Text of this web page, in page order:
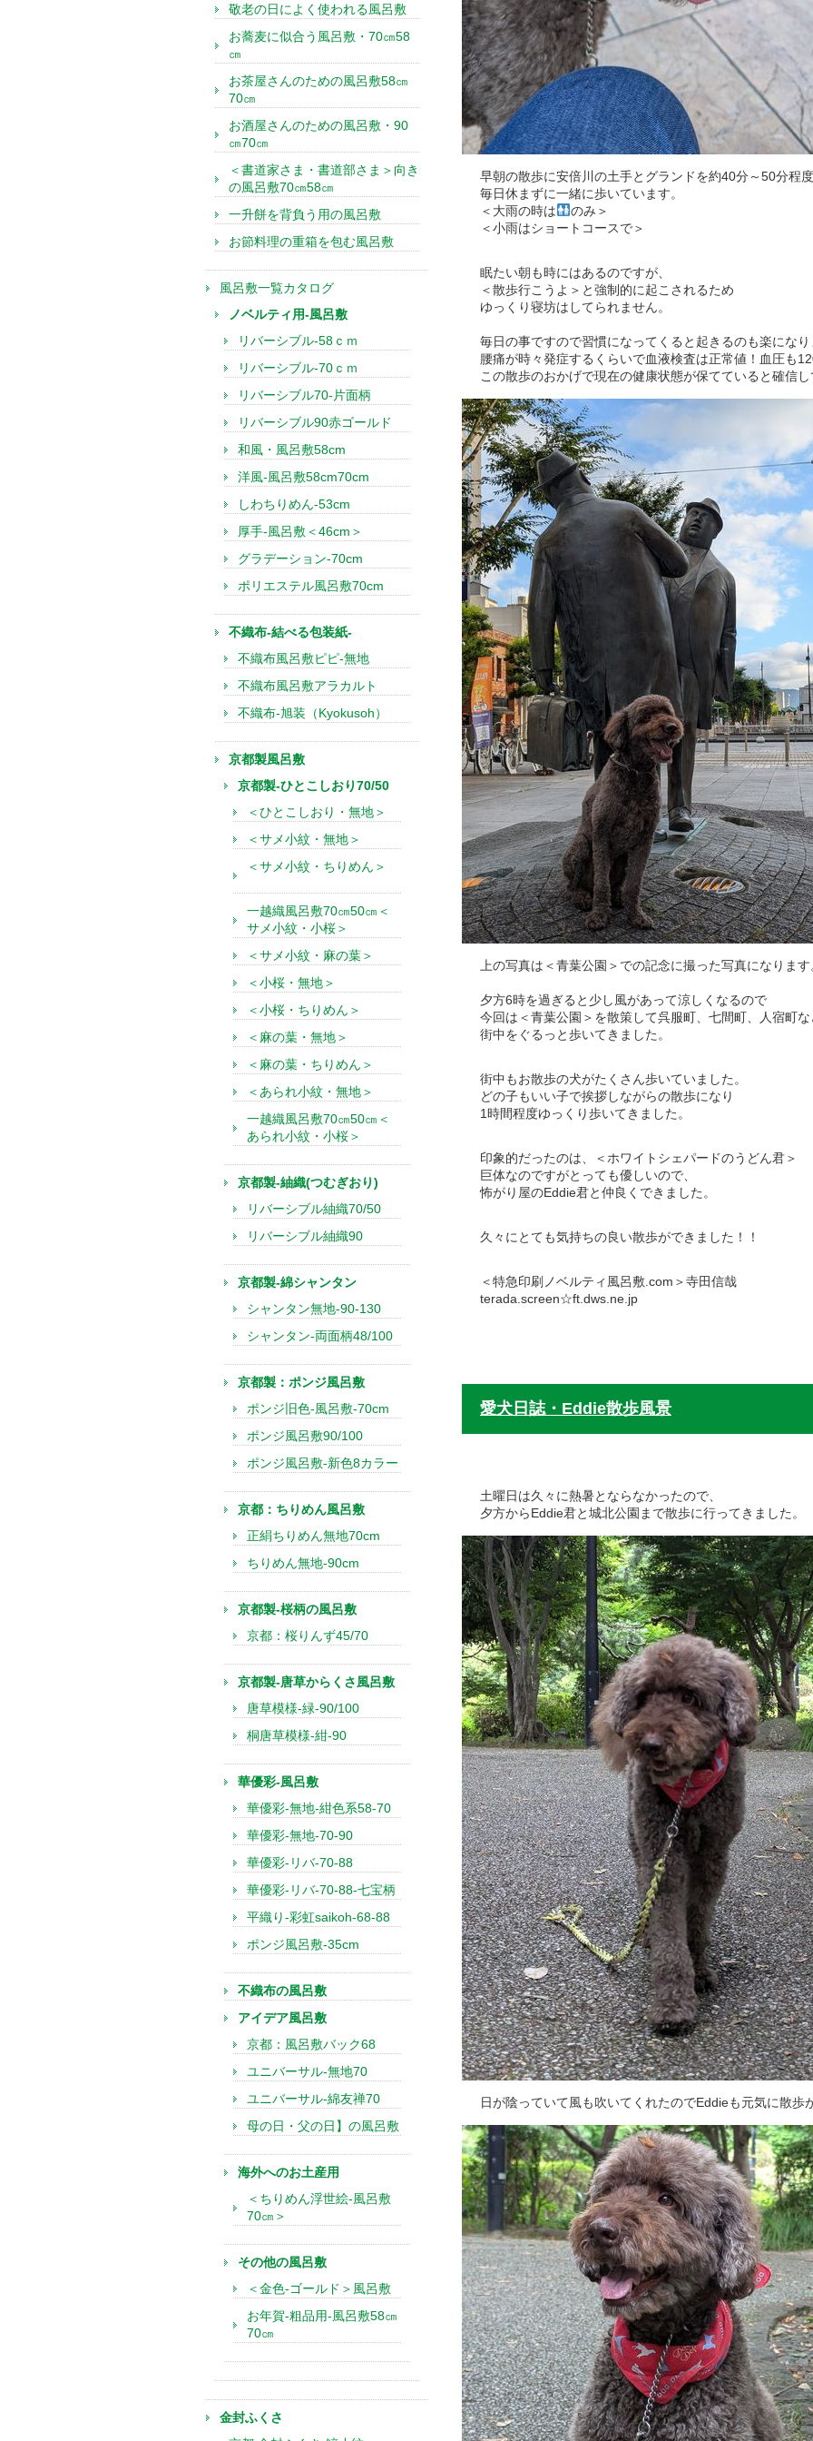
早朝の散歩に安倍川の土手とグランドを約40分～50分程
毎日休まずに一緒に歩いています。
＜大雨の時は
のみ＞
＜小雨はショートコースで＞
眠たい朝も時にはあるのですが、
＜散歩行こうよ＞と強制的に起こされるため
ゆっくり寝坊はしてられません。
毎日の事ですので習慣になってくると起きるのも楽にな
腰痛が時々発症するくらいで血液検査は正常値！血圧も
この散歩のおかげで現在の健康状態が保てていると確信
上の写真は＜青葉公園＞での記念に撮った写真になります
夕方6時を過ぎると少し風があって涼しくなるので
今回は＜青葉公園＞を散策して呉服町、七間町、人宿町な
街中をぐるっと歩いてきました。
街中もお散歩の犬がたくさん歩いていました。
どの子もいい子で挨拶しながらの散歩になり
1時間程度ゆっくり歩いてきました。
印象的だったのは、＜ホワイトシェパードのうどん君＞
巨体なのですがとっても優しいので、
怖がり屋のEddie君と仲良くできました。
久々にとても気持ちの良い散歩ができました！！
＜特急印刷ノベルティ風呂敷.com＞寺田信哉
terada.screen☆ft.dws.ne.jp
愛犬日誌・Eddie散歩風景
土曜日は久々に熱暑とならなかったので、
夕方からEddie君と城北公園まで散歩に行ってきました。
日が陰っていて風も吹いてくれたのでEddieも元気に散歩
敬老の日によく使われる風呂敷
お蕎麦に似合う風呂敷・70㎝58
㎝
お茶屋さんのための風呂敷58㎝
70㎝
お酒屋さんのための風呂敷・90
㎝70㎝
＜書道家さま・書道部さま＞向き
の風呂敷70㎝58㎝
一升餅を背負う用の風呂敷
お節料理の重箱を包む風呂敷
風呂敷一覧カタログ
ノベルティ用-風呂敷
リバーシブル-58ｃｍ
リバーシブル-70ｃｍ
リバーシブル70-片面柄
リバーシブル90赤ゴールド
和風・風呂敷58cm
洋風-風呂敷58cm70cm
しわちりめん-53cm
厚手-風呂敷＜46cm＞
グラデーション-70cm
ポリエステル風呂敷70cm
不織布-結べる包装紙-
不織布風呂敷ピピ-無地
不織布風呂敷アラカルト
不織布-旭装（Kyokusoh）
京都製風呂敷
京都製-ひとこしおり70/50
＜ひとこしおり・無地＞
＜サメ小紋・無地＞
＜サメ小紋・ちりめん＞
一越織風呂敷70㎝50㎝＜
サメ小紋・小桜＞
＜サメ小紋・麻の葉＞
＜小桜・無地＞
＜小桜・ちりめん＞
＜麻の葉・無地＞
＜麻の葉・ちりめん＞
＜あられ小紋・無地＞
一越織風呂敷70㎝50㎝＜
あられ小紋・小桜＞
京都製-紬織(つむぎおり)
リバーシブル紬織70/50
リバーシブル紬織90
京都製-綿シャンタン
シャンタン無地-90-130
シャンタン-両面柄48/100
京都製：ポンジ風呂敷
ポンジ旧色-風呂敷-70cm
ポンジ風呂敷90/100
ポンジ風呂敷-新色8カラー
京都：ちりめん風呂敷
正絹ちりめん無地70cm
ちりめん無地-90cm
京都製-桜柄の風呂敷
京都：桜りんず45/70
京都製-唐草からくさ風呂敷
唐草模様-緑-90/100
桐唐草模様-紺-90
華優彩-風呂敷
華優彩-無地-紺色系58-70
華優彩-無地-70-90
華優彩-リバ-70-88
華優彩-リバ-70-88-七宝柄
平織り-彩虹saikoh-68-88
ポンジ風呂敷-35cm
不織布の風呂敷
アイデア風呂敷
京都：風呂敷バック68
ユニバーサル-無地70
ユニバーサル-綿友禅70
母の日・父の日】の風呂敷
海外へのお土産用
＜ちりめん浮世絵-風呂敷
70㎝＞
その他の風呂敷
＜金色-ゴールド＞風呂敷
お年賀-粗品用-風呂敷58㎝
70㎝
金封ふくさ